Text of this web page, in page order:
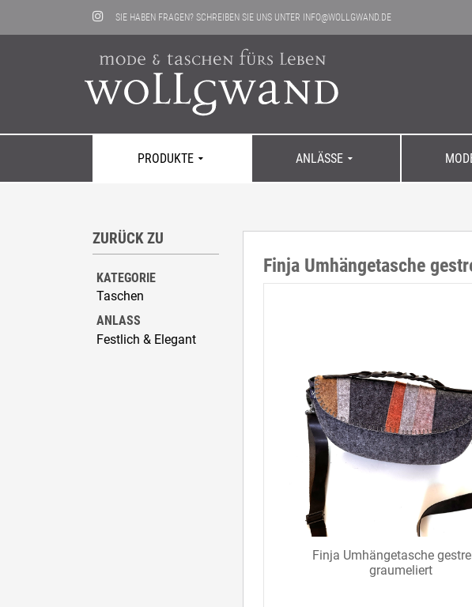
SIE HABEN FRAGEN? SCHREIBEN SIE UNS UNTER INFO@WOLLGWAND.DE
PRODUKTE
Mäntel
Jacken
Shirts
ANLÄSSE
Tracht
Sport & Freizeit
Läden
ZURÜCK ZU
KATEGORIE
Taschen
ANLASS
Festlich & Elegant
Finja Umhängetasche
Finja Umhängetasche
graumeliert